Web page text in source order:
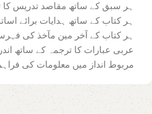
ہر سبق کے ساتھ مقاصد تدریس کا
ہر کتاب کے ساتھ ہدایات برائے
ہر کتاب کے آخر مین مآخذ کی
عربی عبارات کا ترجمہ کے ساتھ
مربوط انداز میں معلومات کی